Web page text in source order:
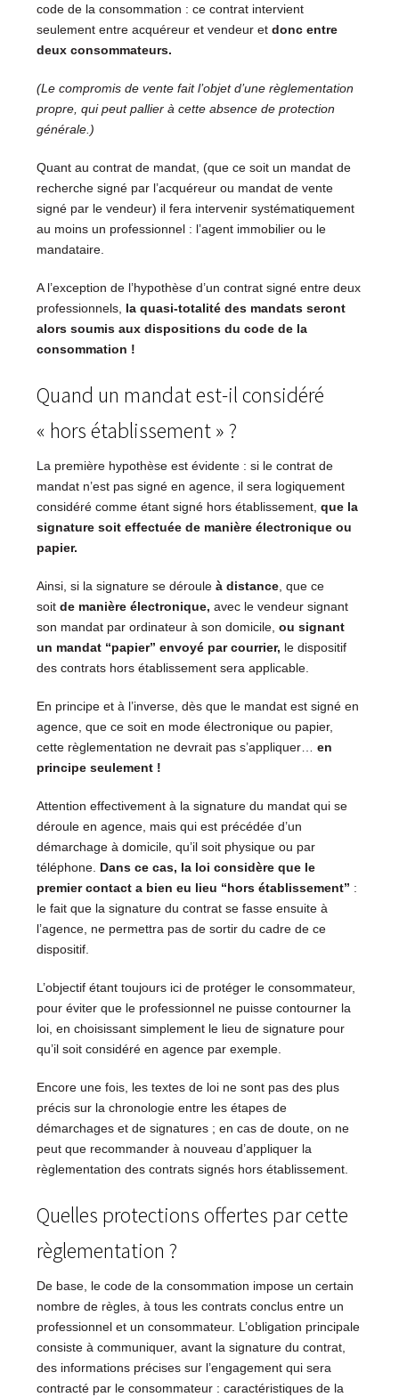
code de la consommation : ce contrat intervient
seulement entre acquéreur et vendeur et donc entre
deux consommateurs.
(Le compromis de vente fait l’objet d’une règlementation
propre, qui peut pallier à cette absence de protection
générale.)
Quant au contrat de mandat, (que ce soit un mandat de
recherche signé par l’acquéreur ou mandat de vente
signé par le vendeur) il fera intervenir systématiquement
au moins un professionnel : l’agent immobilier ou le
mandataire.
A l’exception de l’hypothèse d’un contrat signé entre deux
professionnels, la quasi-totalité des mandats seront
alors soumis aux dispositions du code de la
consommation !
Quand un mandat est-il considéré
« hors établissement » ?
La première hypothèse est évidente : si le contrat de
mandat n’est pas signé en agence, il sera logiquement
considéré comme étant signé hors établissement, que la
signature soit effectuée de manière électronique ou
papier.
Ainsi, si la signature se déroule à distance, que ce
soitde manière électronique, avec le vendeur signant
son mandat par ordinateur à son domicile, ou signant
un mandat “papier” envoyé par courrier, le dispositif
des contrats hors établissement sera applicable.
En principe et à l’inverse, dès que le mandat est signé en
agence, que ce soit en mode électronique ou papier,
cette règlementation ne devrait pas s’appliquer… en
principe seulement !
Attention effectivement à la signature du mandat qui se
déroule en agence, mais qui est précédée d’un
démarchage à domicile, qu’il soit physique ou par
téléphone. Dans ce cas, la loi considère que le
premier contact a bien eu lieu “hors établissement” :
le fait que la signature du contrat se fasse ensuite à
l’agence, ne permettra pas de sortir du cadre de ce
dispositif.
L’objectif étant toujours ici de protéger le consommateur,
pour éviter que le professionnel ne puisse contourner la
loi, en choisissant simplement le lieu de signature pour
qu’il soit considéré en agence par exemple.
Encore une fois, les textes de loi ne sont pas des plus
précis sur la chronologie entre les étapes de
démarchages et de signatures ; en cas de doute, on ne
peut que recommander à nouveau d’appliquer la
règlementation des contrats signés hors établissement.
Quelles protections offertes par cette
règlementation ?
De base, le code de la consommation impose un certain
nombre de règles, à tous les contrats conclus entre un
professionnel et un consommateur. L’obligation principale
consiste à communiquer, avant la signature du contrat,
des informations précises sur l’engagement qui sera
contracté par le consommateur : caractéristiques de la